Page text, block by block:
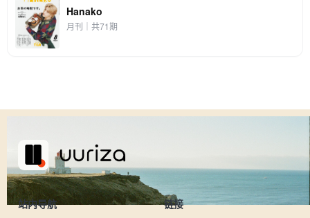
Hanako
月刊｜共71期
站内导航 链接